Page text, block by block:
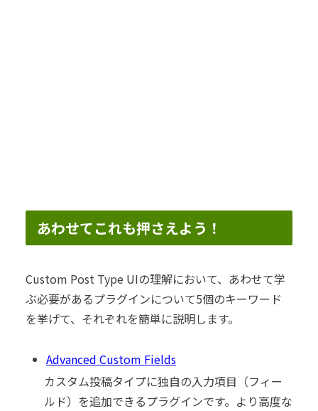
あわせてこれも押さえよう！
Custom Post Type UIの理解において、あわせて学
ぶ必要があるプラグインについて5個のキーワード
を挙げて、それぞれを簡単に説明します。
Advanced Custom Fields
カスタム投稿タイプに独自の入力項目（フィー
ルド）を追加できるプラグインです。より高度な